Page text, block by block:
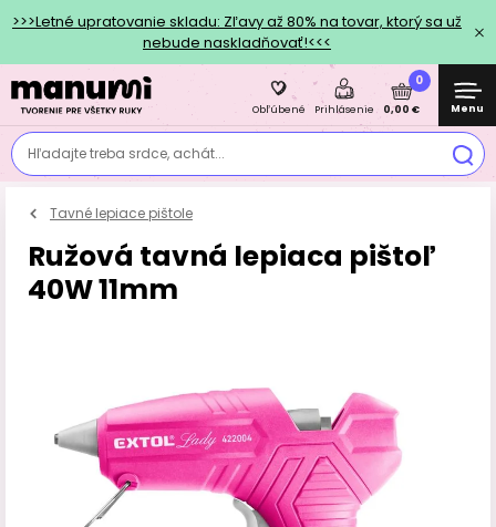
>>>Letné upratovanie skladu: Zľavy až 80% na tovar, ktorý sa už
nebude naskladňovať!<<<
Hľadajte treba srdce, achát...
Obľúbené Prihlásenie
0
0,00 € Menu
Tavné lepiace pištole
Ružová tavná lepiaca pištoľ
40W 11mm